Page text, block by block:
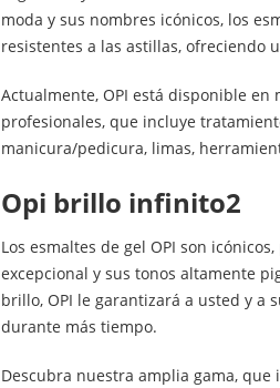
moda y sus nombres icónicos, los
resistentes a las astillas, ofreciendo
Actualmente, OPI está disponible
profesionales, que incluye
manicura/pedicura, limas,
opi brillo infinito2
Los esmaltes de gel OPI son
excepcional y sus tonos altamente
brillo, OPI le garantizará a usted y a
durante más tiempo.
Descubra nuestra amplia gama, que